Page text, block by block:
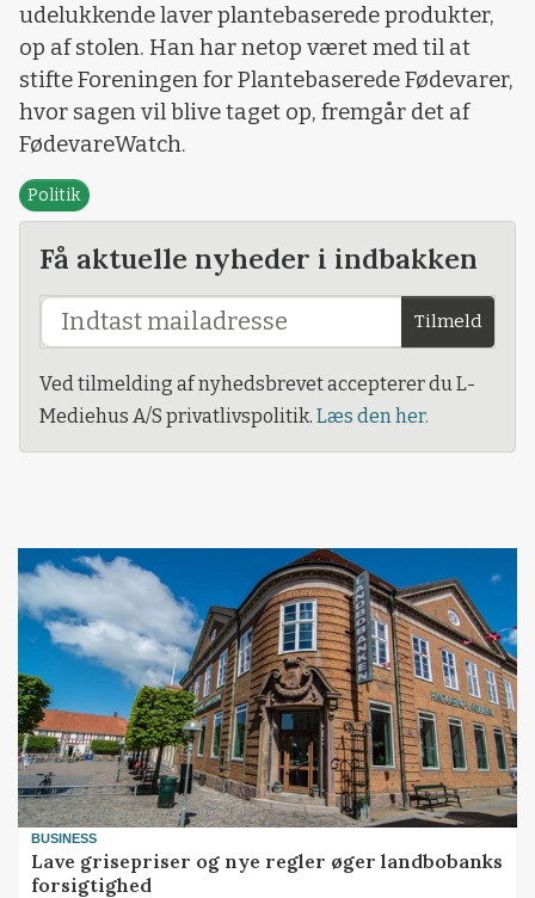
udelukkende laver plantebaserede produkter,
op af stolen. Han har netop været med til at
stifte Foreningen for Plantebaserede Fødevarer,
hvor sagen vil blive taget op, fremgår det af
FødevareWatch.
Politik
Få aktuelle nyheder i indbakken
Tilmeld
Ved tilmelding af nyhedsbrevet accepterer du L-
Mediehus A/S privatlivspolitik. Læs den her.
BUSINESS
Lave grisepriser og nye regler øger landbobanks
forsigtighed